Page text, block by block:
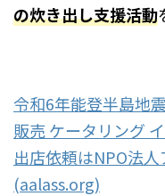
の炊き出し支援活動
令和6年能登半島地
販売 ケータリング
出店依頼はNPO法
(aalass.org)